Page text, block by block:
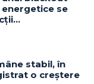
se
stabil, în
o creștere